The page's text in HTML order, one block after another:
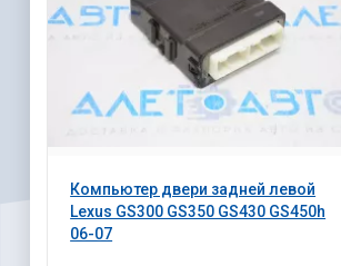
Компьютер двери задней левой
Lexus GS300 GS350 GS430 GS450h
06-07